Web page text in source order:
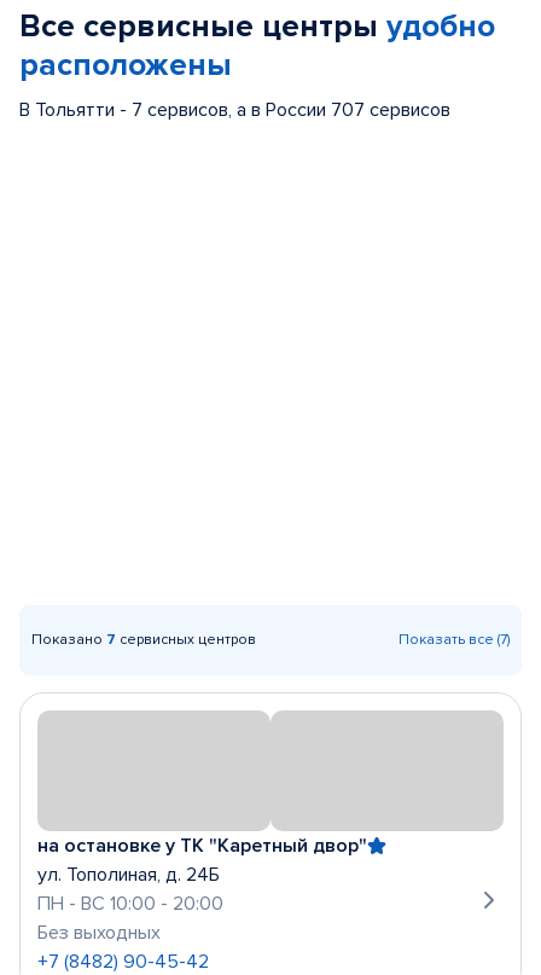
Все сервисные центры удобно
расположены
В Тольятти - 7 сервисов, а в России 707 сервисов
Показано 7 сервисных центров Показать все (7)
на остановке у ТК "Каретный двор"
ул. Тополиная, д. 24Б
ПН - ВС 10:00 - 20:00
Без выходных
+7 (8482) 90-45-42